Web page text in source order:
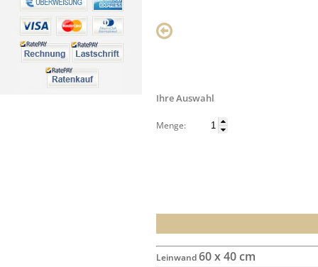
Ihre Auswahl
Menge:
Leinwand60 x 40 cm